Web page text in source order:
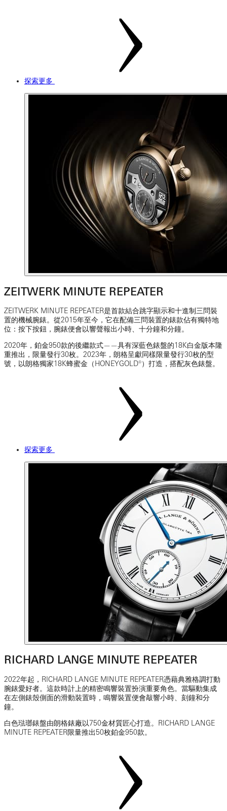
探索更多
ZEITWERK MINUTE REPEATER
ZEITWERK MINUTE REPEATER是首款結合跳字顯示和十進制三問裝
置的機械腕錶。從2015年至今，它在配備三問裝置的錶款佔有獨特地
位：按下按鈕，腕錶便會以響聲報出小時、十分鐘和分鐘。
2020年，鉑金950款的後繼款式——具有深藍色錶盤的18K白金版本隆
重推出，限量發行30枚。2023年，朗格呈獻同樣限量發行30枚的型
號，以朗格獨家18K蜂蜜金（HONEYGOLD®）打造，搭配灰色錶盤。
探索更多
RICHARD LANGE MINUTE REPEATER
2022年起，RICHARD LANGE MINUTE REPEATER憑藉典雅格調打動
腕錶愛好者。這款時計上的精密鳴響裝置扮演重要角色。當驅動集成
在左側錶殼側面的滑動裝置時，鳴響裝置便會敲響小時、刻鐘和分
鐘。
白色琺瑯錶盤由朗格錶廠以750金材質匠心打造。RICHARD LANGE
MINUTE REPEATER限量推出50枚鉑金950款。